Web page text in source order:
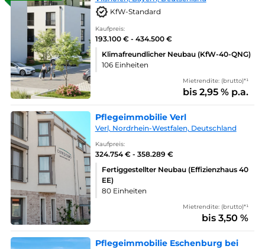
KfW-Standard
Kaufpreis:
193.100 € - 434.500 €
Klimafreundlicher Neubau (KfW-40-QNG)
106 Einheiten
Mietrendite: (brutto)*¹
bis 2,95 % p.a.
Pflegeimmobilie Verl
Verl, Nordrhein-Westfalen, Deutschland
Kaufpreis:
324.754 € - 358.289 €
Fertiggestellter Neubau (Effizienzhaus 40
EE)
80 Einheiten
Mietrendite: (brutto)*¹
bis 3,50 %
Pflegeimmobilie Eschenburg bei